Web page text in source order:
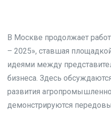
В Москве продолжает
– 2025», ставшая
идеями между
бизнеса. Здесь
развития
демонстрируются